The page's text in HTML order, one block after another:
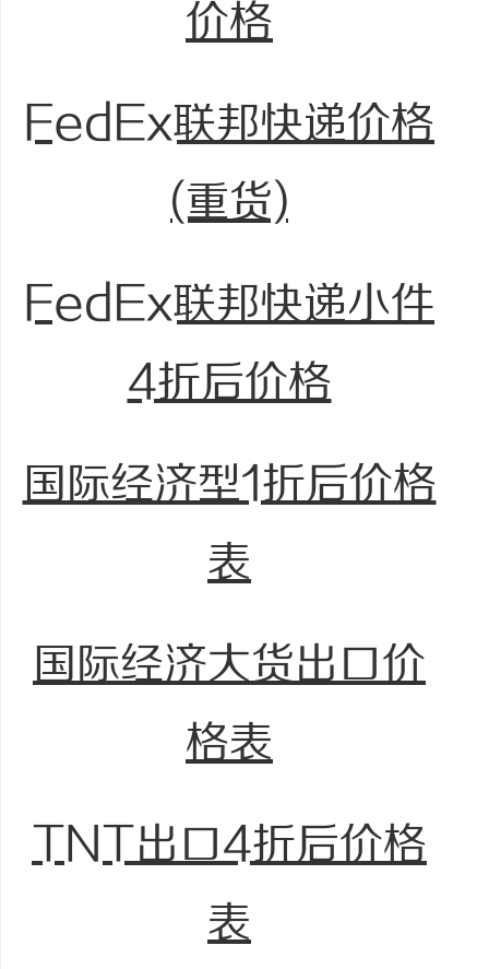
价格
FedEx联邦快递价格
(重货)
FedEx联邦快递小件
4折后价格
国际经济型1折后价格
表
国际经济大货出口价
格表
TNT出口4折后价格
表